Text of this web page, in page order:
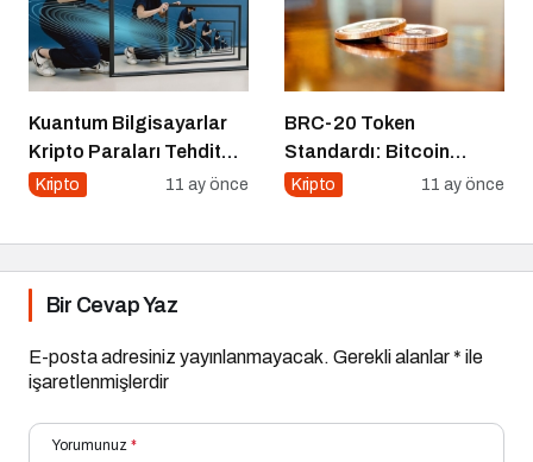
Kuantum Bilgisayarlar
Kripto Paraları Tehdit
Eder mi?
Kripto 11 ay önce
BRC-20 Token
Standardı: Bitcoin
Üzerindeki Deneysel
Kripto 11 ay önce
Bir Cevap Yaz
E-posta adresiniz yayınlanmayacak. Gerekli alanlar* ile
işaretlenmişlerdir
Yorumunuz *